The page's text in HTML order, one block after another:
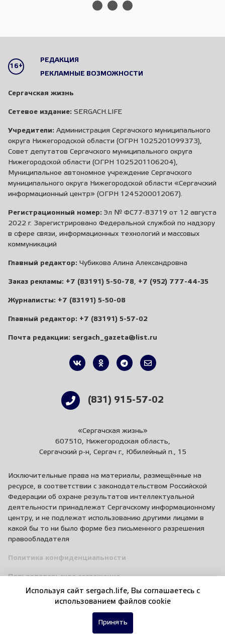
16+
РЕДАКЦИЯ
РЕКЛАМНЫЕ ВОЗМОЖНОСТИ
Сергачская жизнь
Сетевое издание: SERGACH.LIFE
Учредители: Администрация Сергачского муниципального
округа Нижегородской области (ОГРН 1025201099373),
Совет депутатов Сергачского муниципального округа
Нижегородской области (ОГРН 1025201106204),
Муниципальное автономное учреждение Сергачского
муниципального округа Нижегородской области «Сергачский
информационный центр» (ОГРН 1245200012067).
Регистрационный номер: Эл № ФС77-83719 от 12 августа
2022 г. Зарегистрировано Федеральной службой по надзору
в сфере связи, информационных технологий и массовых
коммуникаций
Главный редактор: Чубикова Алина Александровна
Заказ рекламы: +7 (83191) 5-50-78 +7 (952) 777-44-35
Журналисты: +7 (83191) 5-50-08
Главный редактор: +7 (83191) 5-57-02
Почта редакции: sergach_gazeta@list.ru
(831) 915-57-02
«Сергачская жизнь»
607510, Нижегородская область,
Сергачский р-н, Сергач г., Юбилейный п., 15
Исключительные права на материалы, размещённые на
ресурсе, в соответствии с законодательством Российской
Федерации об охране результатов интеллектуальной
деятельности принадлежат Сергачскому информационному
центру, и не подлежат использованию другими лицами в
какой бы то ни было форме без письменного разрешения
правообладателя
Политика конфиденциальности
Пользовательское соглашение
Правила общения
Используя сайт sergach.life, Вы соглашаетесь c
использованием файлов cookie
Принять